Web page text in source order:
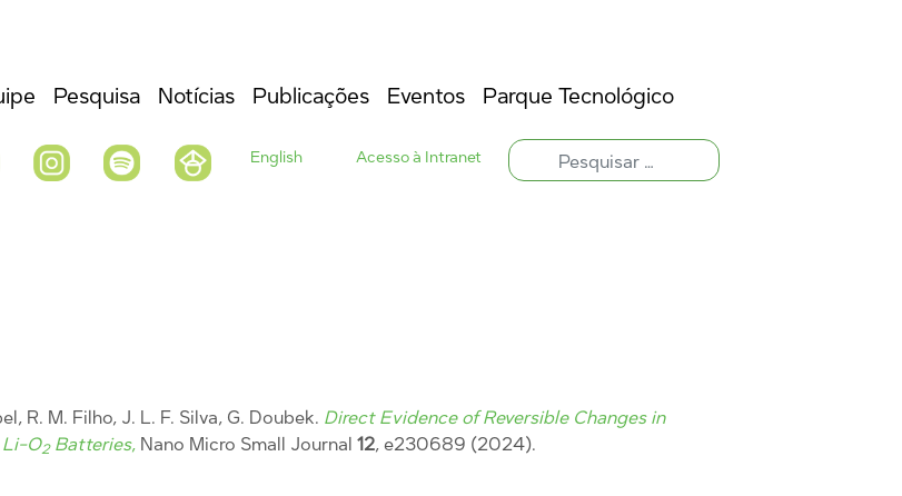
Pesquisa Notícias Publicações Eventos Parque Tecnológico
English Acesso à Intranet
R. M. Filho, J. L. F. Silva, G. Doubek. Direct Evidence of Reversible Changes in
Li-O2 Batteries, Nano Micro Small Journal 12, e230689 (2024).